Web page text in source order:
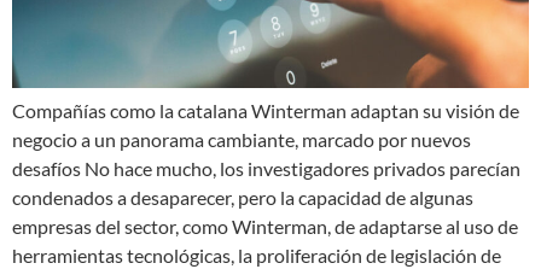
Compañías como la catalana Winterman adaptan su visión de
negocio a un panorama cambiante, marcado por nuevos
desafíos No hace mucho, los investigadores privados parecían
condenados a desaparecer, pero la capacidad de algunas
empresas del sector, como Winterman, de adaptarse al uso de
herramientas tecnológicas, la proliferación de legislación de